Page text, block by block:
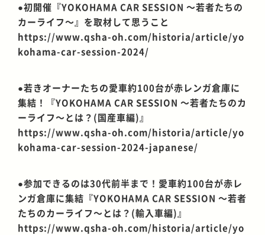
●初開催『YOKOHAMA CAR SESSION ～若者たちの
カーライフ～』を取材して思うこと
https://www.qsha-oh.com/historia/article/yo
kohama-car-session-2024/
●若きオーナーたちの愛車約100台が赤レンガ倉庫に
集結！『YOKOHAMA CAR SESSION ～若者たちのカ
ーライフ～とは？(国産車編)』
https://www.qsha-oh.com/historia/article/yo
kohama-car-session-2024-japanese/
●参加できるのは30代前半まで！愛車約100台が赤レ
ンガ倉庫に集結『YOKOHAMA CAR SESSION ～若者
たちのカーライフ～とは？(輸入車編)』
https://www.qsha-oh.com/historia/article/yo